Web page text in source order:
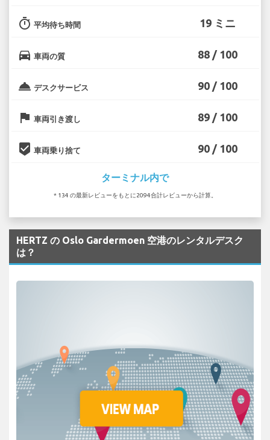
timer 平均待ち時間 19 ミニ
directions_car 車両の質 88 / 100
room_service デスクサービス 90 / 100
flag 車両引き渡し 89 / 100
beenhere 車両乗り捨て 90 / 100
ターミナル内で
* 134 の最新レビューをもとに2094合計レビューから計算。
HERTZ の Oslo Gardermoen 空港のレンタルデスク
は？